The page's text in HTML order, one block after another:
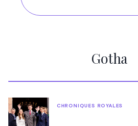
Gotha
CHRONIQUES ROYALES